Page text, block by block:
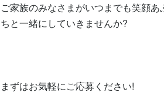
ご家族のみなさまがいつまでも笑顔
ちと一緒にしていきませんか?
まずはお気軽にご応募ください!